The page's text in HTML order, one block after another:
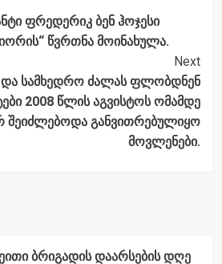
ფრედერიკ ბენ ჰოჯესი
წვრთნა მოინახულა.
Next
და სამხედრო ძალას ფლობდნენ
2008 წლის აგვისტოს ომამდე
განვითრებულიყო
მოვლენები.
ბრიგადის დაარსების დღე